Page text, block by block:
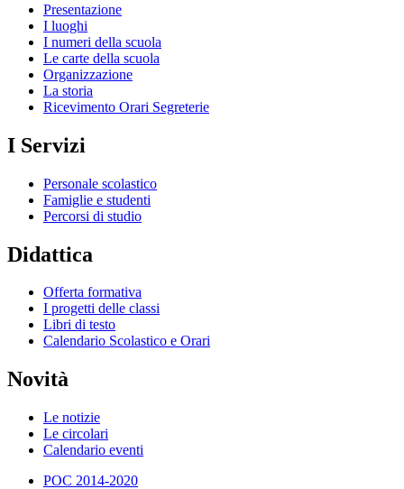
Presentazione
I luoghi
I numeri della scuola
Le carte della scuola
Organizzazione
La storia
Ricevimento Orari Segreterie
I Servizi
Personale scolastico
Famiglie e studenti
Percorsi di studio
Didattica
Offerta formativa
I progetti delle classi
Libri di testo
Calendario Scolastico e Orari
Novità
Le notizie
Le circolari
Calendario eventi
POC 2014-2020